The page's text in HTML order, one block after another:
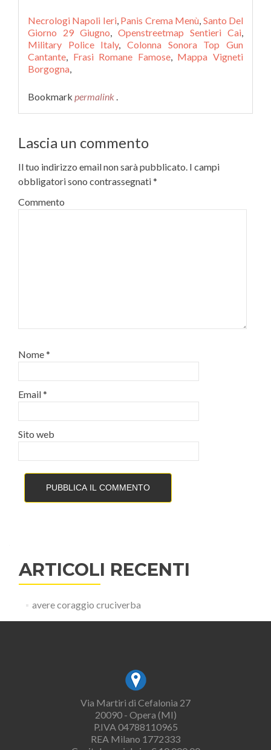
Necrologi Napoli Ieri, Panis Crema Menù, Santo Del
Giorno 29 Giugno, Openstreetmap Sentieri Cai,
Military Police Italy,Colonna Sonora Top Gun
Cantante, Frasi Romane Famose, Mappa Vigneti
Borgogna,
Bookmark permalink .
Lascia un commento
Il tuo indirizzo email non sarà pubblicato. I campi
obbligatori sono contrassegnati*
Commento
Nome*
Email*
Sito web
ARTICOLI RECENTI
avere coraggio cruciverba
Via Martiri di Cefalonia 27
20090 - Opera (MI)
P.IVA 04788110965
REA Milano 1772333